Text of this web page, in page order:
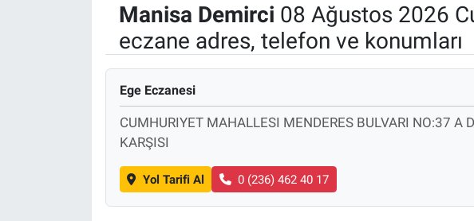
Manisa Demirci 08 Ağustos 2026
eczane adres, telefon ve konumları
Ege Eczanesi
CUMHURIYET MAHALLESI MENDERES BULVARI NO:37 A
KARŞISI
Yol Tarifi Al 0 (236) 462 40 17